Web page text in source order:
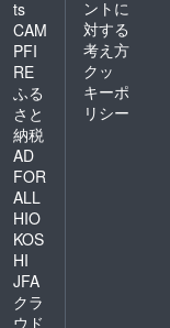
ts
CAM
PFI
RE
ふる
さと
納税
AD
FOR
ALL
HIO
KOS
HI
JFA
クラ
ウド
ントに
対する
考え方
クッ
キーポ
リシー